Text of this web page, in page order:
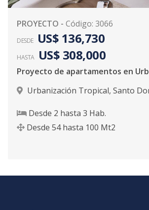
PROYECTO - Código: 3066
DESDE US$ 136,730
HASTA US$ 308,000
Proyecto de apartamentos en
Urbanización Tropical, Santo
Desde 2 hasta 3 Hab.
Desde 54 hasta 100 Mt2